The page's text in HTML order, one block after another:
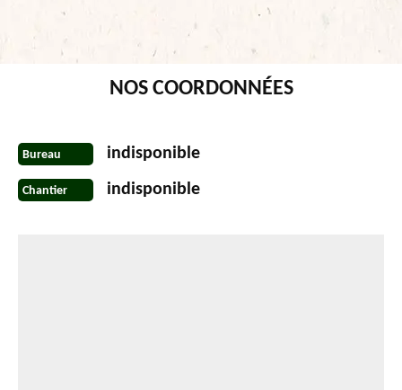
NOS COORDONNÉES
Bureau indisponible
Chantier indisponible